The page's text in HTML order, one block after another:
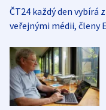
ČT24 každý den vybírá
veřejnými médii, členy